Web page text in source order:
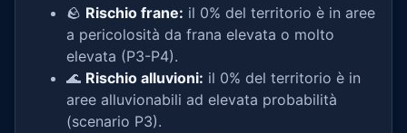
🪨 Rischio frane: il 0% del territorio è in aree
a pericolosità da frana elevata o molto
elevata (P3-P4).
🌊 Rischio alluvioni: il 0% del territorio è in
aree alluvionabili ad elevata probabilità
(scenario P3).